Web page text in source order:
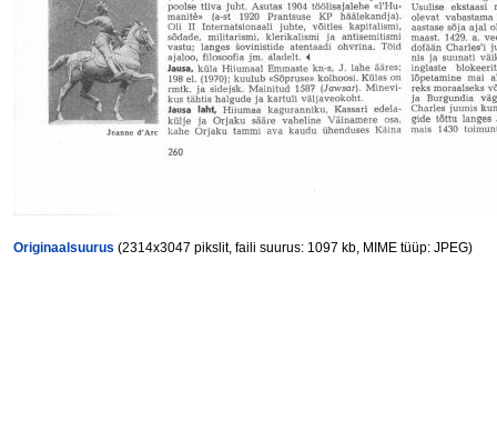
Originaalsuurus (2314x3047 pikslit, faili suurus: 1097 kb, MIME tüüp: JPEG)